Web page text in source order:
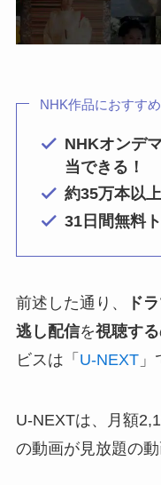
NHK作品におすす
NHKオンデ
当できる！
約35万本以
31日間無料
前述した通り、 ド
逃し配信を視聴する
ビスは「 U-NEXT」
U-NEXTは、月額
の動画が見放題の